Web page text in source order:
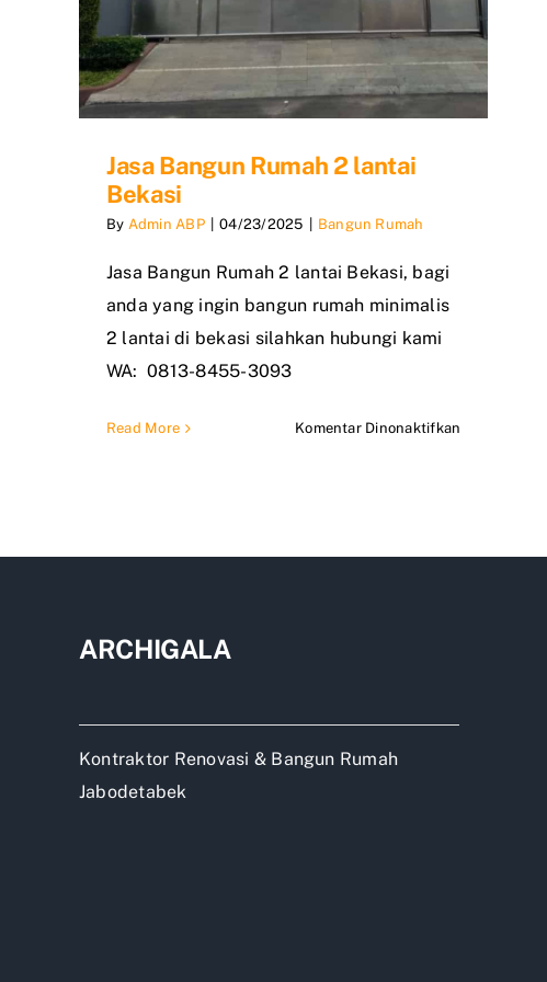
Jasa Bangun Rumah 2 lantai
Bekasi
By Admin ABP 04/23/2025 Bangun Rumah
Jasa Bangun Rumah 2 lantai Bekasi, bagi
anda yang ingin bangun rumah minimalis
2 lantai di bekasi silahkan hubungi kami
WA: 0813-8455-3093
Read More Komentar Dinonaktifkan
lantai
ARCHIGALA
Kontraktor Renovasi & Bangun Rumah
Jabodetabek